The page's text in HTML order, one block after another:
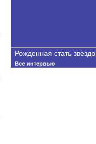
Рожденная стать
Все интервью